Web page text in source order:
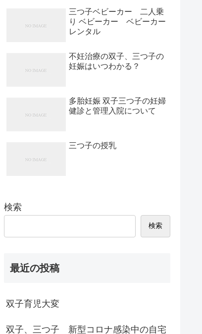
三つ子ベビーカー 二人乗
り ベビーカー ベビーカー
レンタル
不妊治療の双子、三つ子の
妊娠はいつわかる？
多胎妊娠 双子三つ子の妊婦
健診と管理入院について
三つ子の授乳
検索
検索
最近の投稿
双子育児大変
双子、三つ子 新型コロナ感染中の自宅